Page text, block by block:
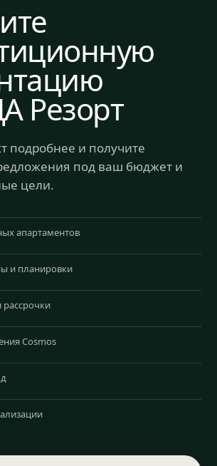
Резорт
подробнее и получите
под ваш бюджет и
цели.
апартаментов
и планировки
рассрочки
Cosmos